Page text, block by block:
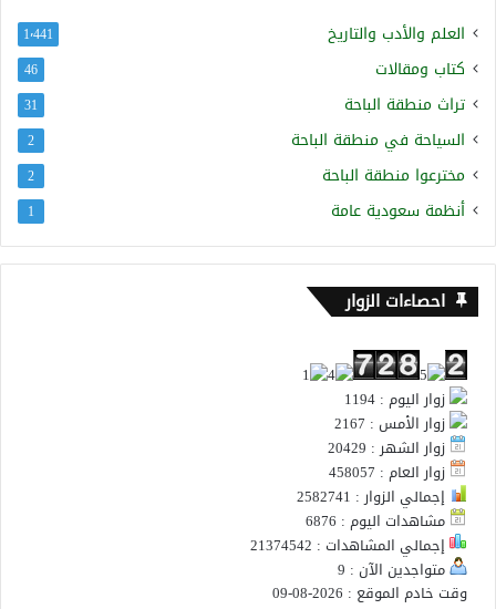
العلم والأدب والتاريخ 1٬441
كتاب ومقالات 46
تراث منطقة الباحة 31
السياحة في منطقة الباحة 2
مخترعوا منطقة الباحة 2
أنظمة سعودية عامة 1
احصاءات الزوار
زوار اليوم : 1194
زوار الأمس : 2167
زوار الشهر : 20429
زوار العام : 458057
إجمالي الزوار : 2582741
مشاهدات اليوم : 6876
إجمالي المشاهدات : 21374542
متواجدين الآن : 9
وقت خادم الموقع : 2026-08-09